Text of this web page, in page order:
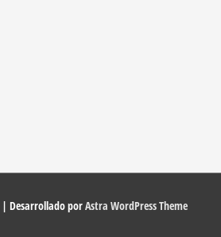
| Desarrollado porAstra WordPress Theme